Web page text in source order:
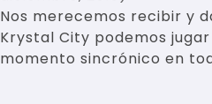
Nos merecemos recibir y
Krystal City podemos
momento sincrónico en